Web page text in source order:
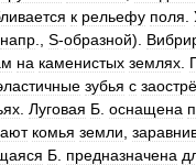
к рельефу поля
напр S-образной).
на каменистых землях
зубья с
Луговая Б оснащена
комья земли
Б предназначена